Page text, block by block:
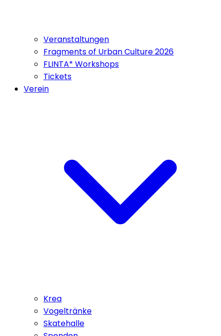
Veranstaltungen
Fragments of Urban Culture 2026
FLINTA* Workshops
Tickets
Verein
Krea
Vogeltränke
Skatehalle